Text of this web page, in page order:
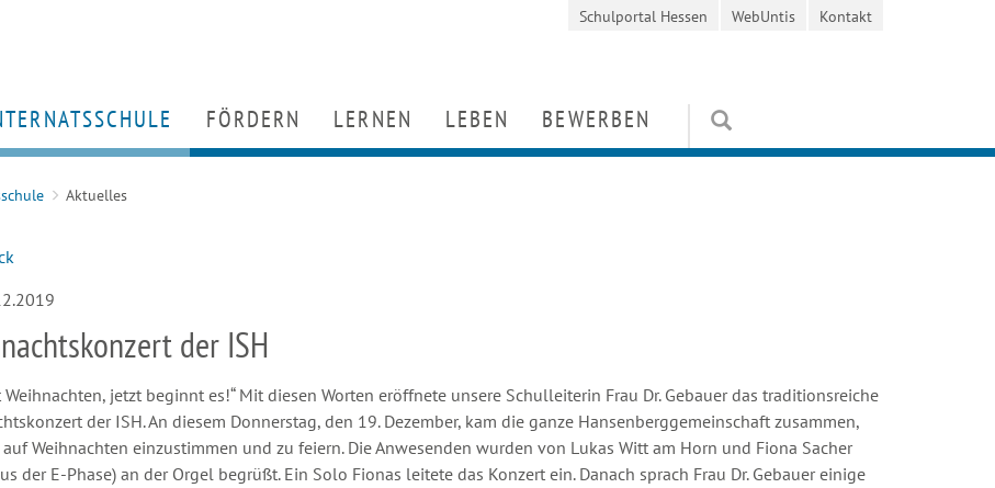
Schulportal Hessen WebUntis Kontakt
HOME
Rundgang
FÖRDERN LERNEN LEBEN BEWERBEN
Aktuelles
der ISH
Weihnachten, jetzt beginnt es!“ Mit diesen Worten eröffnete unsere Schulleiterin Frau Dr. Gebauer das traditionsreiche
der ISH. An diesem Donnerstag, den 19. Dezember, kam die ganze Hansenberggemeinschaft zusammen,
Weihnachten einzustimmen und zu feiern. Die Anwesenden wurden von Lukas Witt am Horn und Fiona Sacher
der E-Phase) an der Orgel begrüßt. Ein Solo Fionas leitete das Konzert ein. Danach sprach Frau Dr. Gebauer einige